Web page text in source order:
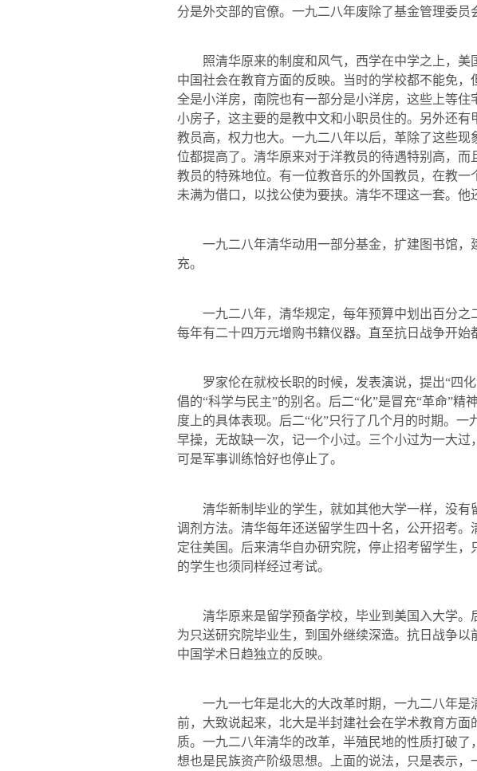
分是外交部的官僚。一九二八年废除了基金管理委
照清华原来的制度和风气，西学在中学之上，美
中国社会在教育方面的反映。当时的学校都不能免
全是小洋房，南院也有一部分是小洋房，这些上等
小房子，这主要的是教中文和小职员住的。另外还
教员高，权力也大。一九二八年以后，革除了这些
位都提高了。清华原来对于洋教员的待遇特别高，
教员的特殊地位。有一位教音乐的外国教员，在教
未满为借口，以找公使为要挟。清华不理这一套。他
一九二八年清华动用一部分基金，扩建图书馆，
充。
一九二八年，清华规定，每年预算中划出百分之
每年有二十四万元增购书籍仪器。直至抗日战争开始
罗家伦在就校长职的时候，发表演说，提出“四化”
倡的“科学与民主”的别名。后二“化”是冒充“革命”
度上的具体表现。后二“化”只行了几个月的时期。
早操，无故缺一次，记一个小过。三个小过为一大
可是军事训练恰好也停止了。
清华新制毕业的学生，就如其他大学一样，没有
调剂方法。清华每年还送留学生四十名，公开招考
定往美国。后来清华自办研究院，停止招考留学生
的学生也须同样经过考试。
清华原来是留学预备学校，毕业到美国入大学
为只送研究院毕业生，到国外继续深造。抗日战争
中国学术日趋独立的反映。
一九一七年是北大的大改革时期，一九二八年
前，大致说起来，北大是半封建社会在学术教育方
质。一九二八年清华的改革，半殖民地的性质打破
想也是民族资产阶级思想。上面的说法，只是表示